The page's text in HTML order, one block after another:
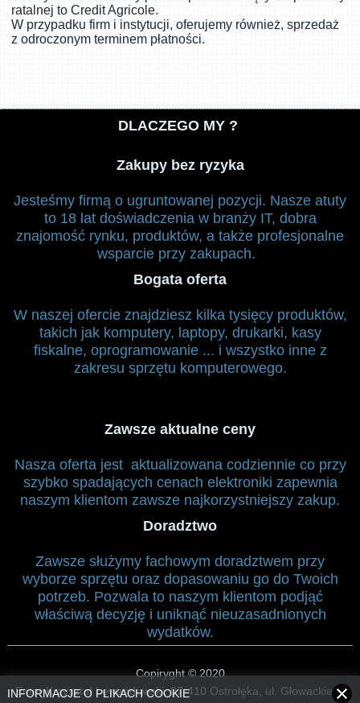
ratalnej to Credit Agricole.
W przypadku firm i instytucji, oferujemy również, sprzedaż
z odroczonym terminem płatności.
INFORMACJE O PLIKACH COOKIE
DLACZEGO MY ?
Zakupy bez ryzyka
Jesteśmy firmą o ugruntowanej pozycji. Nasze atuty
to 18 lat doświadczenia w branży IT, dobra
znajomość rynku, produktów, a także profesjonalne
wsparcie przy zakupach.
Bogata oferta
W naszej ofercie znajdziesz kilka tysięcy produktów,
takich jak komputery, laptopy, drukarki, kasy
fiskalne, oprogramowanie ... i wszystko inne z
zakresu sprzętu komputerowego.
Zawsze aktualne ceny
Nasza oferta jest aktualizowana codziennie co przy
szybko spadających cenach elektroniki zapewnia
naszym klientom zawsze najkorzystniejszy zakup.
Doradztwo
Zawsze służymy fachowym doradztwem przy
wyborze sprzętu oraz dopasowaniu go do Twoich
potrzeb. Pozwala to naszym klientom podjąć
właściwą decyzję i uniknąć nieuzasadnionych
wydatków.
Copiryght© 2020
Enter Krzysztof Lewandowski, 07-410 Ostrołęka , ul. Głowackiego